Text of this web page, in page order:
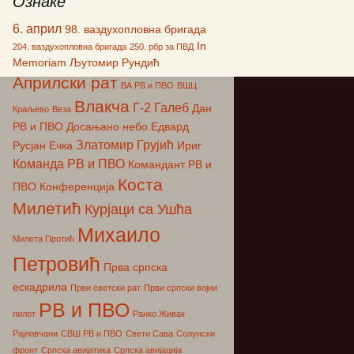
6. април 98. ваздухопловна бригада
204. ваздухопловна бригада 250. рбр за ПВД In
Memoriam Љутомир Рундић
Априлски рат ВА РВ и ПВО ВШЦ
Краљево Веза Влакча Г-2 Галеб Дан
РВ и ПВО Досањано небо Едвард
Русјан Ечка Златомир Грујић Ириг
Команда РВ и ПВО Командант РВ и
ПВО Конференција Коста
Милетић Курјаци са Ушћа
Милета Протић Михаило
Петровић Прва српска
ескадрила Први светски рат Први српски војни
пилот РВ и ПВО Ранко Живак
Рајловчани СВШ РВ и ПВО Свети Сава Солунски
фронт Српска авијатика Српска авијација